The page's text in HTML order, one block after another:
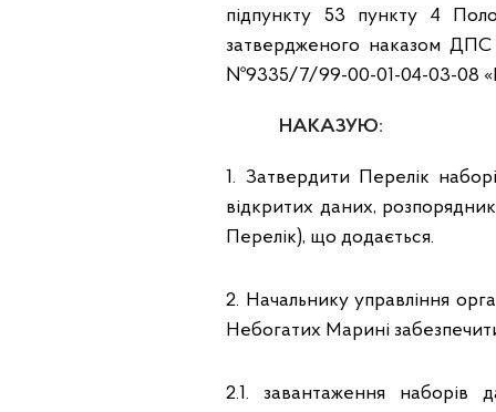
підпункту 53 пункту 4
затвердженого наказом ДПС
№9335/7/99-00-01-04-03-08
НАКАЗУЮ:
1. Затвердити Перелік
відкритих даних,
Перелік), що додається.
2. Начальнику управління
Небогатих Марині
2.1. завантаження